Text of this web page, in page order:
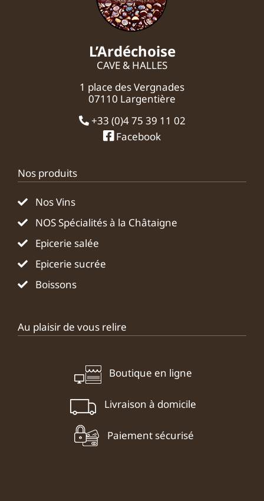
L’Ardéchoise
CAVE & HALLES
1 place des Vergnades
07110 Largentière
+33 (0)4 75 39 11 02
Facebook
Nos produits
Nos Vins
NOS Spécialités à la Châtaigne
Epicerie salée
Epicerie sucrée
Boissons
Au plaisir de vous relire
Boutique en ligne
Livraison à domicile
Paiement sécurisé